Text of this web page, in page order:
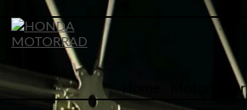
Motorräder